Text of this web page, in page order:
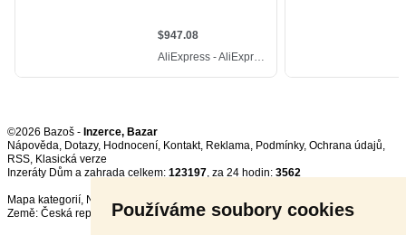
Používáme soubory cookies
©2026 Bazoš - Inzerce, Bazar
Nápověda, Dotazy, Hodnocení, Kontakt, Reklama, Podmínky, Ochrana údajů,
RSS,
Inzeráty Dům a zahrada celkem: 123197, za 24 hodin: 3562
Mapa kategorií, Nejvyhledávanější výrazy
Země: Česká republika,Slovensko,Polsko,Rakousko